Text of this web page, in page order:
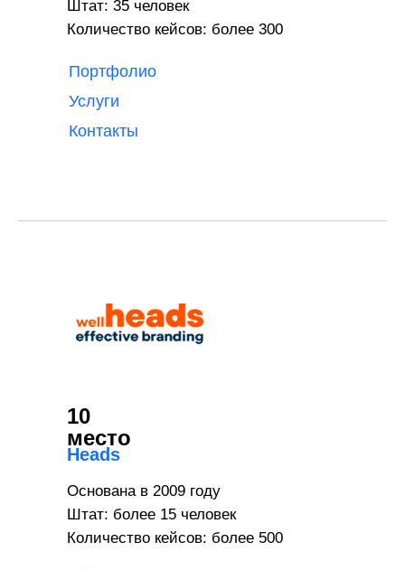
Штат: 35 человек
Количество кейсов: более 300
Портфолио
Контакты
Услуги
10
место
Основана в 2009 году
Штат: более 15 человек
Количество кейсов: более 500
Heads